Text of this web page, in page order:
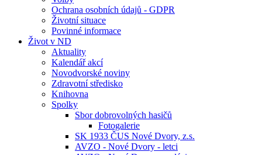
Ochrana osobních údajů - GDPR
Životní situace
Povinné informace
Život v ND
Aktuality
Kalendář akcí
Novodvorské noviny
Zdravotní středisko
Knihovna
Spolky
Sbor dobrovolných hasičů
Fotogalerie
SK 1933 ČUS Nové Dvory, z.s.
AVZO - Nové Dvory - letci